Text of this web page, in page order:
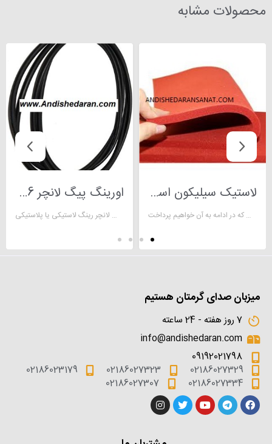
محصولات مشابه
لاستیک سیلیکون اسفنجی
لاستیک سیلیکون اسفنجی، از سیلیکون که یک ماده‌ی انعطاف‌پذیر و حیرت‌انگیز است، تهیه می‌شود. سیلیکون دارای زنجیره‌ای تکرار شونده از اتم‌های اکسیژن و سیلیسیم است که با گازهای دیگر همچون کربن و هیدروژن ترکیب می‌شوند. سیلیکون‌ها امروزه کاربردهای فراوانی در میان مردم پیدا کرده‌اند. از ساخت لوازم تزیینی گرفته تا صنعت مواد غذایی، چاپ، رزین، ساخت عایق حرارتی و برودتی همه از آن استفاده می‌کنند. اما آن‌چه که در این مقاله مورد بحث ماست لاستیک سیلیکون اسفنجی است که در ادامه به آن خواهیم پرداخت
اورینگ پیگ لانچر 36 و 46 اینچ
اورینگ پیگ لانچر رینگ لاستیکی یا پلاستیکی
میزبان صدای گرمتان هستیم
7 روز هفته - 24 ساعته
info@andishedaran.com
09192021798
02186027329
02186027323
02186023179
02186027334
02186027307